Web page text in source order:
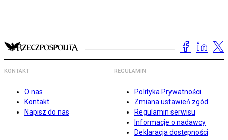
KONTAKT
O nas
Kontakt
Napisz do nas
REGULAMIN
Polityka Prywatności
Zmiana ustawień zgód
Regulamin serwisu
Informacje o nadawcy
Deklaracja dostępności